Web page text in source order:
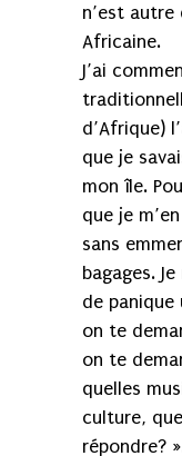
n’est autre
Africaine.
J’ai
d’Afrique)
que je
mon île.
que je
sans
bagages.
de panique
on te
on te
quelles
culture,
répondre?